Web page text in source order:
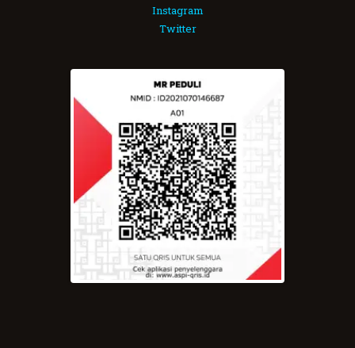
Instagram
Twitter